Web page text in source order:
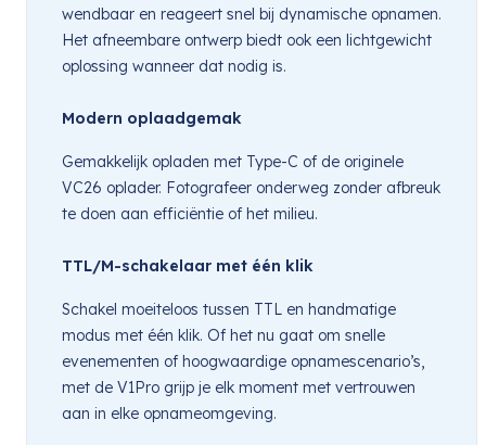
wendbaar en reageert snel bij dynamische opnamen.
Het afneembare ontwerp biedt ook een lichtgewicht
oplossing wanneer dat nodig is.
Modern oplaadgemak
Gemakkelijk opladen met Type-C of de originele
VC26 oplader. Fotografeer onderweg zonder afbreuk
te doen aan efficiëntie of het milieu.
TTL/M-schakelaar met één klik
Schakel moeiteloos tussen TTL en handmatige
modus met één klik. Of het nu gaat om snelle
evenementen of hoogwaardige opnamescenario’s,
met de V1Pro grijp je elk moment met vertrouwen
aan in elke opnameomgeving.